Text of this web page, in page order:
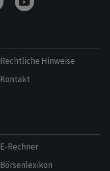
Rechtliche Hinweise
Kontakt
E-Rechner
Börsenlexikon